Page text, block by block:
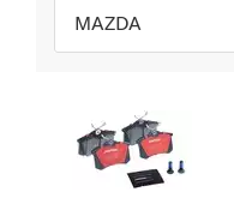
MAZDA
OPEL
MERCEDES-BENZ